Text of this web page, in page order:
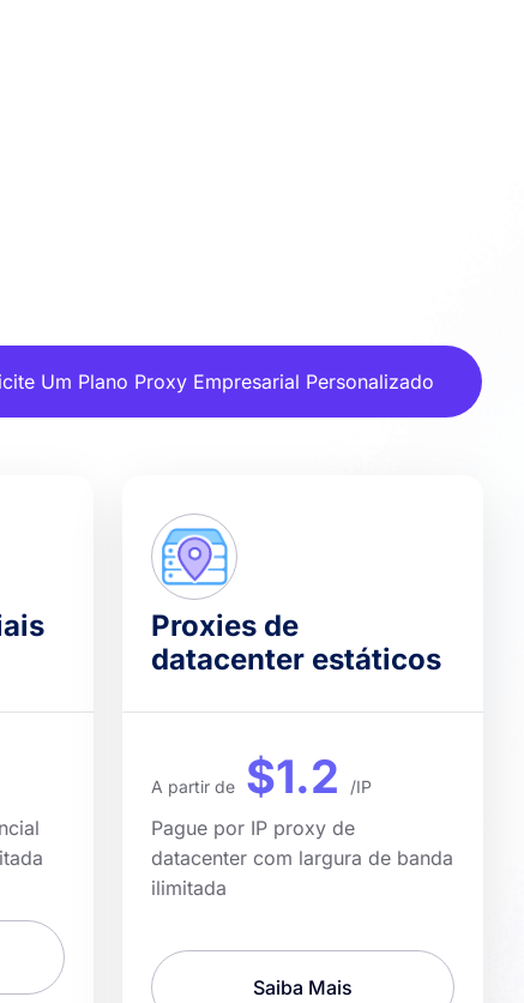
Um Plano Proxy Empresarial Personalizado
Proxies de
datacenter estáticos
A partir de $1.2 /IP
Pague por IP proxy de
datacenter com largura de banda
ilimitada
Saiba Mais